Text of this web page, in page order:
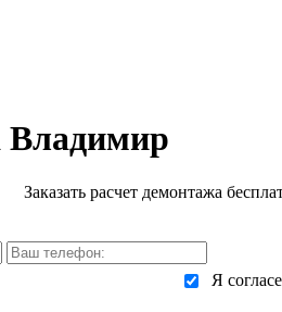
Владимир
Заказать расчет демонтажа
Я